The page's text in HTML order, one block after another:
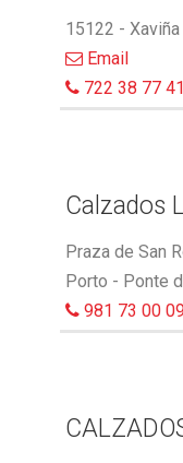
15122 - Xaviña
Email
722 38 77 41
Calzados
Praza de San
Porto - Ponte
981 73 00 09